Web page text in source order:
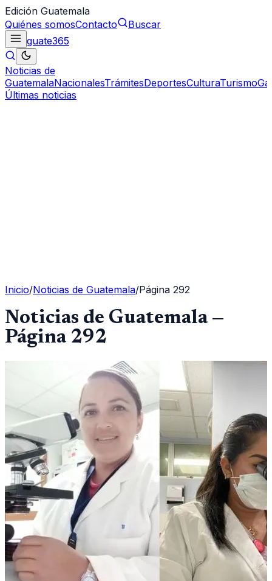
Edición Guatemala
Quiénes somosContacto
Buscar
guate365
Noticias de
GuatemalaNacionalesTrámitesDeportesCulturaTurismo
Últimas noticias
Inicio/Noticias de Guatemala/Página 292
Noticias de Guatemala —
Página 292